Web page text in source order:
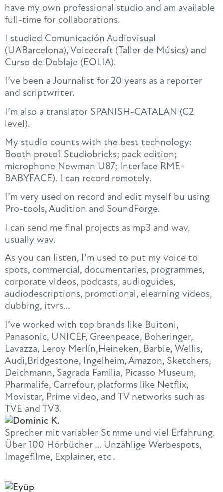
have my own professional studio and am available
full-time for collaborations.
I studied Comunicación Audiovisual
(UABarcelona), Voicecraft (Taller de Músics) and
Curso de Doblaje (EOLIA).
I’ve been a Journalist for 20 years as a reporter
and scriptwriter.
I’m also a translator SPANISH-CATALAN (C2
level).
My studio counts with the best technology:
Booth proto1 Studiobricks; pack edition;
microphone Newman U87; Interface RME-
BABYFACE). I can record remotely.
I’m very used on record and edit myself bu using
Pro-tools, Audition and SoundForge.
I can send me final projects as mp3 and wav,
usually wav.
As you can listen, I’m used to put my voice to
spots, commercial, documentaries, programmes,
corporate videos, podcasts, audioguides,
audiodescriptions, promotional, elearning videos,
dubbing, itvrs…
I’ve worked with top brands like Buitoni,
Panasonic, UNICEF, Greenpeace, Boheringer,
Lavazza, Leroy Merlín,Heineken, Barbie, Wellis,
Audi,Bridgestone, Ingelheim, Amazon, Sketchers,
Deichmann, Sagrada Familia, Picasso Museum,
Pharmalife, Carrefour, platforms like Netflix,
Movistar, Prime video, and TV networks such as
TVE and TV3.
Sprecher mit variabler Stimme und viel Erfahrung.
Über 100 Hörbücher … Unzählige Werbespots,
Imagefilme, Explainer, etc .